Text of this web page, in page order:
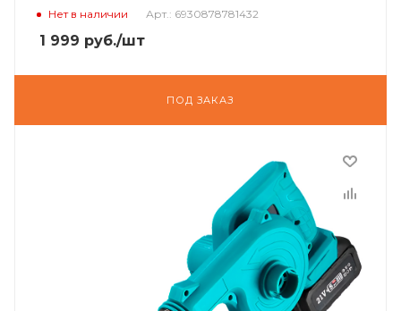
Нет в наличии Арт.: 6930878781432
1 999 руб./шт
ПОД ЗАКАЗ